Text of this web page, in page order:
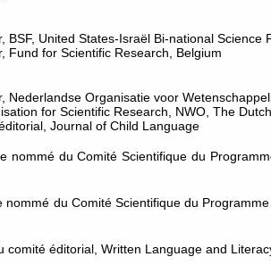
BSF, United States-Israël Bi-national Science
Fund for Scientific Research, Belgium
Nederlandse Organisatie voor
for Scientific Research, NWO, The
Journal of Child Language
nommé du Comité Scientifique du
nommé du Comité Scientifique du
comité éditorial, Written Language and